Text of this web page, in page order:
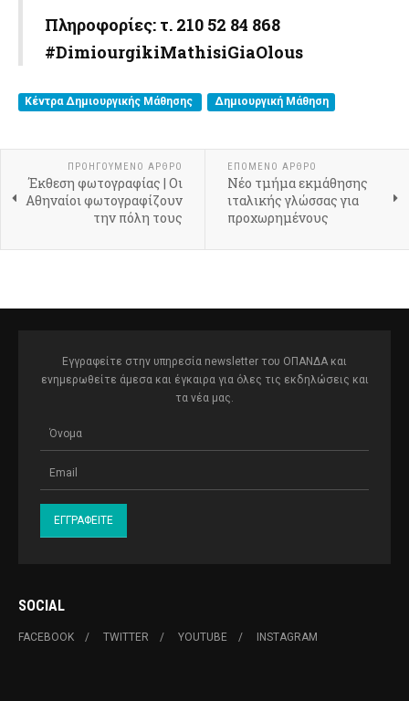
Πληροφορίες: τ. 210 52 84 868
#DimiourgikiMathisiGiaOlous
Κέντρα Δημιουργικής Μάθησης Δημιουργική Μάθηση
ΠΡΟΗΓΟΎΜΕΝΟ ΆΡΘΡΟ
Έκθεση φωτογραφίας | Οι
Αθηναίοι φωτογραφίζουν
την πόλη τους
ΕΠΌΜΕΝΟ ΆΡΘΡΟ
Νέο τμήμα εκμάθησης
ιταλικής γλώσσας για
προχωρημένους
Εγγραφείτε στην υπηρεσία newsletter του ΟΠΑΝΔΑ και
ενημερωθείτε άμεσα και έγκαιρα για όλες τις εκδηλώσεις και
τα νέα μας.
SOCIAL
FACEBOOK TWITTER YOUTUBE INSTAGRAM